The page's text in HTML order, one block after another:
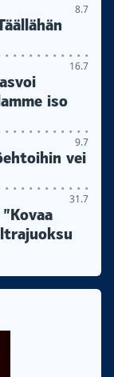
8.7
16.7
iso
9.7
vei
31.7